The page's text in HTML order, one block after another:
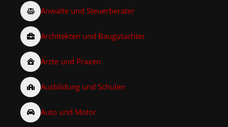
Anwälte und Steuerberater
Architekten und Baugutachter
Ärzte und Praxen
Ausbildung und Schulen
Auto und Motor